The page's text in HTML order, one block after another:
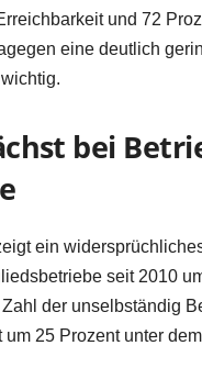
und 72
eine deutlich
bei
ein
seit 2010
der unselbständig
25 Prozent unter